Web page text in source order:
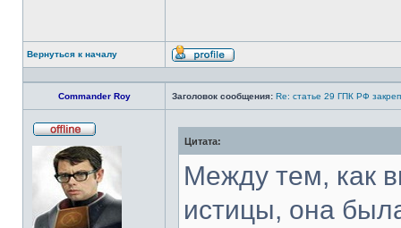
Вернуться к началу
Профиль
Commander Roy Заголовок сообщения: Re: статье 29 ГПК РФ
в
сети
Цитата:
Между тем, как
истицы, она